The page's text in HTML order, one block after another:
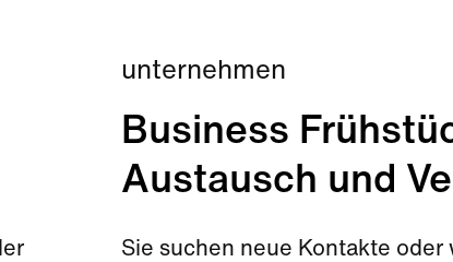
unternehmen
Business
Austausch und
Sie suchen neue Kontakte